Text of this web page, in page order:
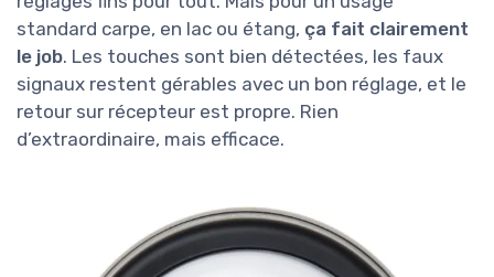
standard carpe, en lac ou étang, ça fait clairement
le job. Les touches sont bien détectées, les faux
signaux restent gérables avec un bon réglage, et le
retour sur récepteur est propre. Rien
d’extraordinaire, mais efficace.